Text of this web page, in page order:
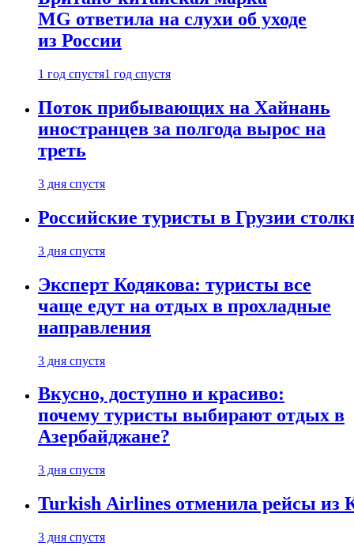
MG ответила на слухи об уходе
из России
1 год спустя1 год спустя
Поток прибывающих на Хайнань
иностранцев за полгода вырос на
треть
3 дня спустя
Российские туристы в Грузии
3 дня спустя
Эксперт Кодякова: туристы все
чаще едут на отдых в прохладные
направления
3 дня спустя
Вкусно, доступно и красиво:
почему туристы выбирают отдых в
Азербайджане?
3 дня спустя
Turkish Airlines отменила рейсы из
3 дня спустя